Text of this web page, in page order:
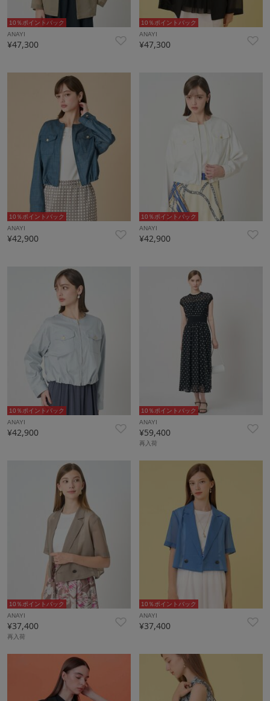
10％ポイントバック
ANAYI
¥47,300
10％ポイントバック
ANAYI
¥47,300
10％ポイントバック
ANAYI
¥42,900
10％ポイントバック
ANAYI
¥42,900
10％ポイントバック
ANAYI
¥42,900
10％ポイントバック
ANAYI
¥59,400
再入荷
10％ポイントバック
ANAYI
¥37,400
再入荷
10％ポイントバック
ANAYI
¥37,400